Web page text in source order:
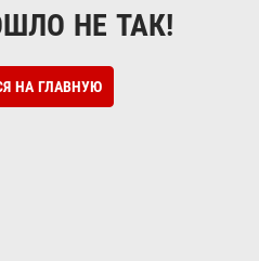
НЕ ТАК!
НА ГЛАВНУЮ